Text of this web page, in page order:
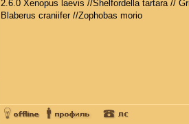
2.6.0 Xenopus laevis //Shelfordella tartara //
Blaberus craniifer //Zophobas morio